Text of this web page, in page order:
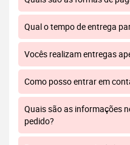
Qual o tempo de entrega
Vocês realizam entregas
Como posso entrar em
Quais são as informações
pedido?